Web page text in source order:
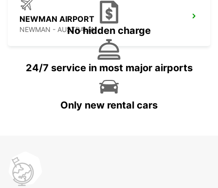
NEWMAN AIRPORT
NEWMAN - AUSTRALIANo hidden charge
24/7 service in most major airports
Only new rental cars